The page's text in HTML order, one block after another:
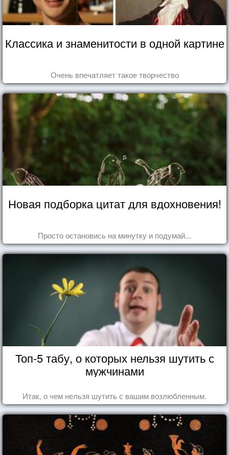
Классика и знаменитости в одной картине
Очень впечатляет такое творчество
Новая подборка цитат для вдохновения!
Просто остановись на минутку и подумай...
Топ-5 табу, о которых нельзя шутить с
мужчинами
Итак, о чем нельзя шутить с вашим возлюбленным.